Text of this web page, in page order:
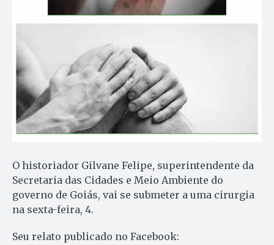
O historiador Gilvane Felipe, superintendente da
Secretaria das Cidades e Meio Ambiente do
governo de Goiás, vai se submeter a uma cirurgia
na sexta-feira, 4.
Seu relato publicado no Facebook: